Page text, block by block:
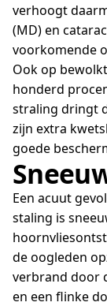
verhoogt
(MD) en
voorkomende
Ook op
honderd
straling dringt
zijn extra
goede
Een acuut
staling is
de oogleden
verbrand door
en een flinke